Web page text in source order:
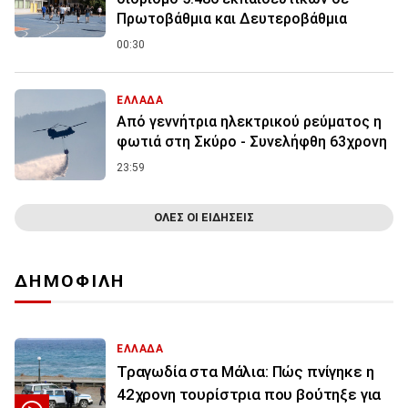
Πρωτοβάθμια και Δευτεροβάθμια
00:30
ΕΛΛΑΔΑ
Από γεννήτρια ηλεκτρικού ρεύματος η
φωτιά στη Σκύρο - Συνελήφθη 63χρονη
23:59
ΟΛΕΣ ΟΙ ΕΙΔΗΣΕΙΣ
ΔΗΜΟΦΙΛΗ
ΕΛΛΑΔΑ
Τραγωδία στα Μάλια: Πώς πνίγηκε η
42χρονη τουρίστρια που βούτηξε για